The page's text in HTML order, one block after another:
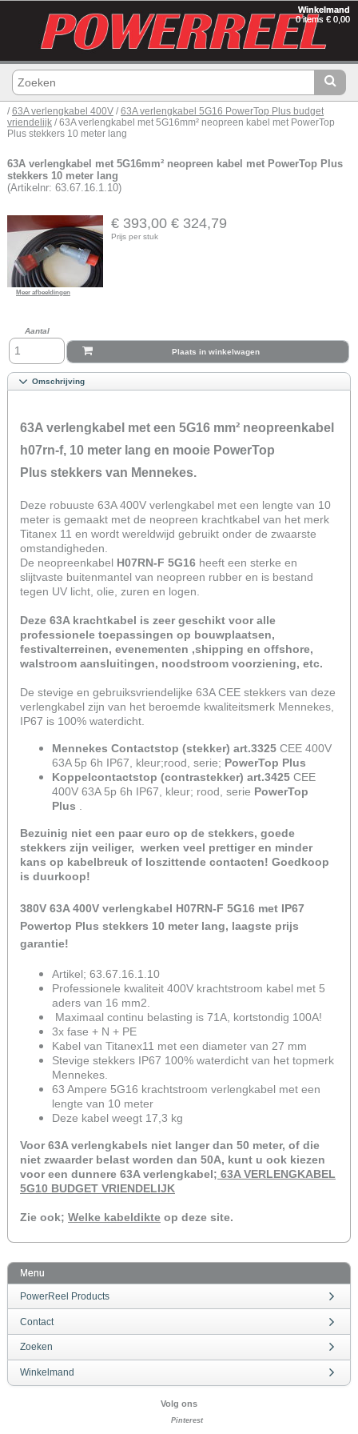
Winkelmand
0 items € 0,00
/63A verlengkabel 400V /63A verlengkabel 5G16 PowerTop Plus budget
vriendelijk / 63A verlengkabel met 5G16mm² neopreen kabel met PowerTop
Plus stekkers 10 meter lang
63A verlengkabel met 5G16mm² neopreen kabel met PowerTop Plus
stekkers 10 meter lang
(Artikelnr: 63.67.16.1.10)
Meer afbeeldingen
€ 393,00 € 324,79
Prijs per stuk
Aantal
Plaats in winkelwagen
Omschrijving
63A verlengkabel met een 5G16 mm² neopreenkabel
h07rn-f, 10 meter lang en mooie PowerTop
Plus stekkers van Mennekes.
Deze robuuste 63A 400V verlengkabel met een lengte van 10
meter is gemaakt met de neopreen krachtkabel van het merk
Titanex 11 en wordt wereldwijd gebruikt onder de zwaarste
omstandigheden.
De neopreenkabel H07RN-F 5G16 heeft een sterke en
slijtvaste buitenmantel van neopreen rubber en is bestand
tegen UV licht, olie, zuren en logen.
Deze 63A krachtkabel is zeer geschikt voor alle
professionele toepassingen op bouwplaatsen,
festivalterreinen, evenementen ,shipping en offshore,
walstroom aansluitingen, noodstroom voorziening, etc.
De stevige en gebruiksvriendelijke 63A CEE stekkers van deze
verlengkabel zijn van het beroemde kwaliteitsmerk Mennekes,
IP67 is 100% waterdicht.
Mennekes Contactstop (stekker) art.3325 CEE 400V
63A 5p 6h IP67, kleur;rood, serie; PowerTop Plus
Koppelcontactstop (contrastekker) art.3425 CEE
400V 63A 5p 6h IP67, kleur; rood, serie PowerTop
Plus
Bezuinig niet een paar euro op de stekkers, goede
stekkers zijn veiliger, werken veel prettiger en minder
kans op kabelbreuk of loszittende contacten! Goedkoop
is duurkoop!
380V 63A 400V verlengkabel H07RN-F 5G16 met IP67
Powertop Plus stekkers 10 meter lang, laagste prijs
garantie!
Artikel; 63.67.16.1.10
Professionele kwaliteit 400V krachtstroom kabel met 5
aders van 16 mm2.
Maximaal continu belasting is 71A, kortstondig 100A!
3x fase + N + PE
Kabel van Titanex11 met een diameter van 27 mm
Stevige stekkers IP67 100% waterdicht van het topmerk
Mennekes.
63 Ampere 5G16 krachtstroom verlengkabel met een
lengte van 10 meter
Deze kabel weegt 17,3 kg
Voor 63A verlengkabels niet langer dan 50 meter, of die
niet zwaarder belast worden dan 50A, kunt u ook kiezen
voor een dunnere 63A verlengkabel; 63A VERLENGKABEL
5G10 BUDGET VRIENDELIJK
Zie ook; Welke kabeldikte op deze site.
Menu
PowerReel Products
Contact
Zoeken
Winkelmand
Volg ons
Pinterest